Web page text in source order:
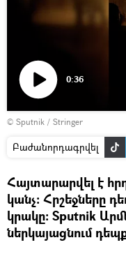
Դիտել
տեսանյութը
0:36
© Sputnik / Stringer
Բաժանորդագրվել
Հայտարարվել է
կանչ։ Հրշեջները
կրակը։ Sputnik
ներկայացնում